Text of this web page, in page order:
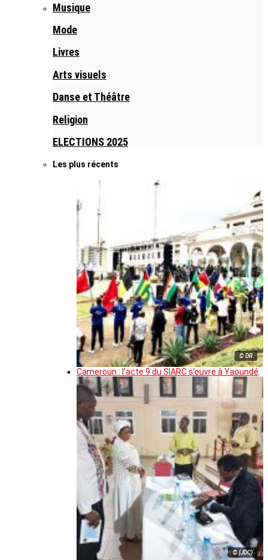
Musique
Mode
Livres
Arts visuels
Danse et Théâtre
Religion
ELECTIONS 2025
Les plus récents
© DR
Cameroun : l’acte 9 du SIARC s’ouvre à Yaoundé
© (JDC)